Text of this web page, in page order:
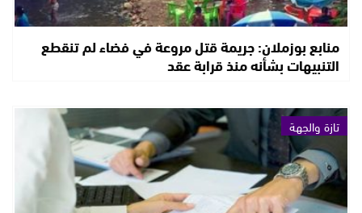
منابع بوزملان: جريمة قتل مروعة في فضاء لم تنقطع
التنبيهات بشأنه منذ قرابة عقد
تازة والجهة